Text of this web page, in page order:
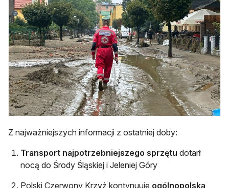
Z najważniejszych informacji z ostatniej doby:
Transport najpotrzebniejszego sprzętu dotarł
nocą do Środy Śląskiej i Jeleniej Góry
Polski Czerwony Krzyż kontynuuje ogólnopolską